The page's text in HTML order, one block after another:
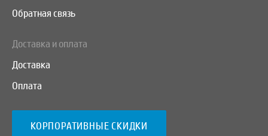
Обратная связь
Доставка и оплата
Доставка
Оплата
КОРПОРАТИВНЫЕ СКИДКИ